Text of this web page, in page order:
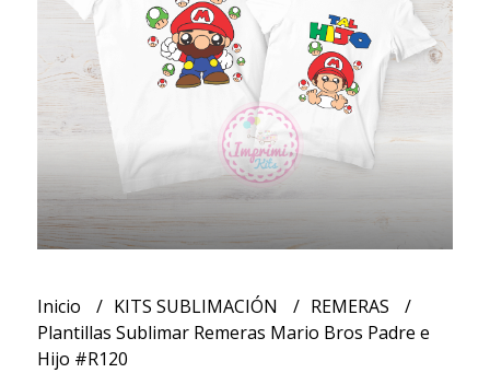
Inicio KITS SUBLIMACIÓN
REMERAS
Plantillas Sublimar Remeras Mario Bros Padre e
Hijo #R120